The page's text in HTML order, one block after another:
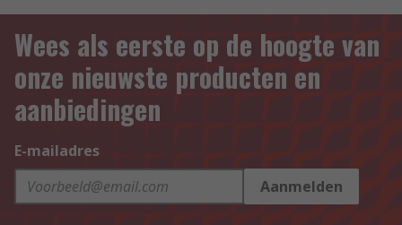
Wees als eerste op de hoogte van
onze nieuwste producten en
aanbiedingen
E-mailadres
Aanmelden